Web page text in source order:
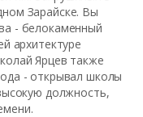
Зарайске. Вы
- белокаменный
архитектуре
Ярцев также
- открывал школы
должность,